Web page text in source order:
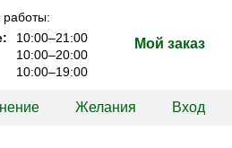
работы:
10:00–21:00
10:00–20:00
10:00–19:00
Мой заказ
Желания Вход